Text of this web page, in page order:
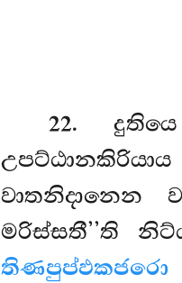
22.
වාතනිදානෙන
මරිස්සතී’’ති
තිණපුප්ඵකජරො